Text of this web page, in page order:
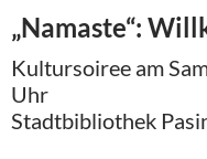
„Namaste“:
Kultursoiree am
Uhr
Stadtbibliothek